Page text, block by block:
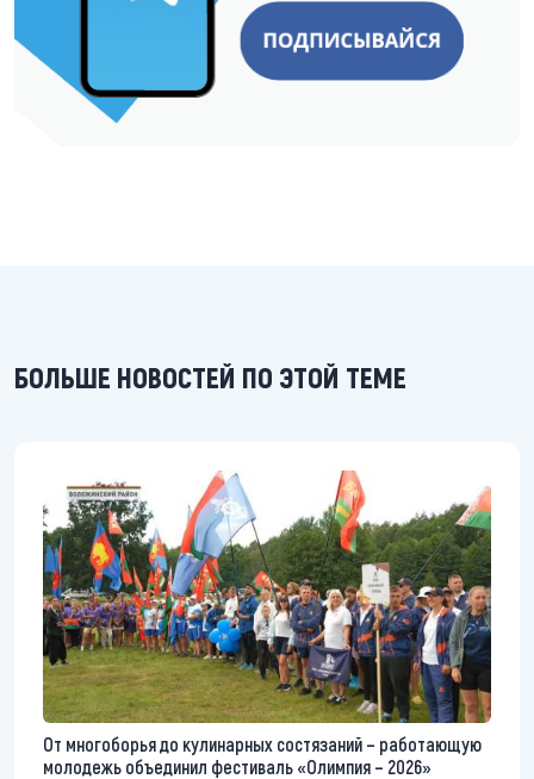
БОЛЬШЕ НОВОСТЕЙ ПО ЭТОЙ ТЕМЕ
От многоборья до кулинарных состязаний – работающую
молодежь объединил фестиваль «Олимпия – 2026»